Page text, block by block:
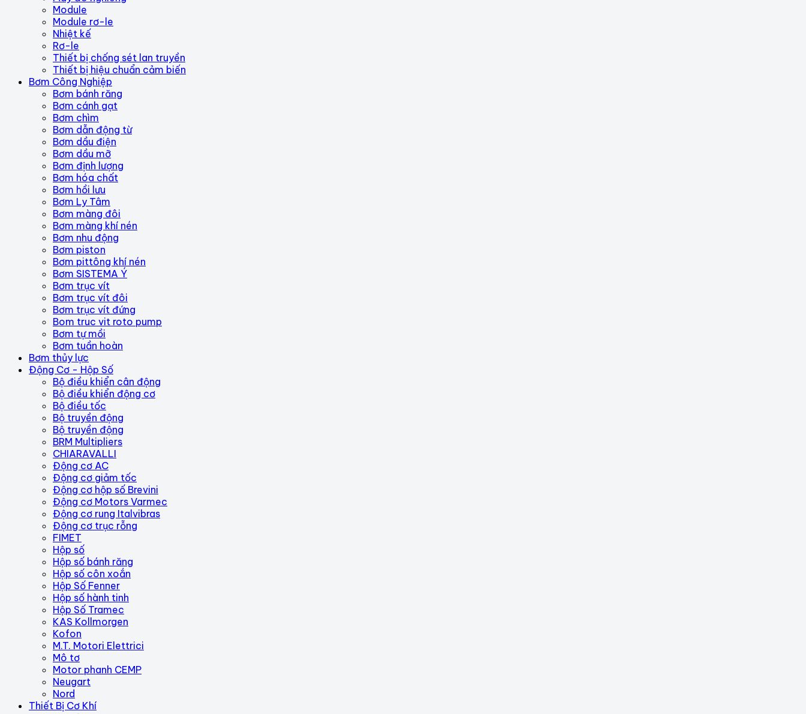
Module
Module rơ-le
Nhiệt kế
Rơ-le
Thiết bị chống sét lan truyền
Thiết bị hiệu chuẩn cảm biến
Bơm Công Nghiệp
Bơm bánh răng
Bơm cánh gạt
Bơm chìm
Bơm dẫn động từ
Bơm dầu điện
Bơm dầu mỡ
Bơm định lượng
Bơm hóa chất
Bơm hồi lưu
Bơm Ly Tâm
Bơm màng đôi
Bơm màng khí nén
Bơm nhu động
Bơm piston
Bơm pittông khí nén
Bơm SISTEMA Ý
Bơm trục vít
Bơm trục vít đôi
Bơm trục vít đứng
Bom truc vit roto pump
Bơm tự mồi
Bơm tuần hoàn
Bơm thủy lực
Động Cơ - Hộp Số
Bộ điều khiển cân động
Bộ điều khiển động cơ
Bộ điều tốc
Bộ truyền động
Bộ truyền động
BRM Multipliers
CHIARAVALLI
Động cơ AC
Động cơ giảm tốc
Động cơ hộp số Brevini
Động cơ Motors Varmec
Động cơ rung Italvibras
Động cơ trục rỗng
FIMET
Hộp số
Hộp số bánh răng
Hộp số côn xoắn
Hộp Số Fenner
Hộp số hành tinh
Hộp Số Tramec
KAS Kollmorgen
Kofon
M.T. Motori Elettrici
Mô tơ
Motor phanh CEMP
Neugart
Nord
Thiết Bị Cơ Khí